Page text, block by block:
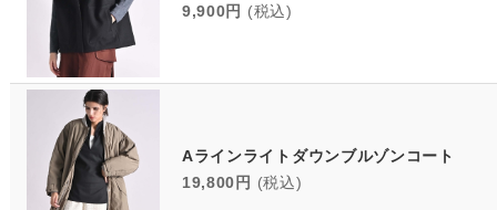
9,900円 (税込)
Aラインライトダウンブルゾンコート
19,800円 (税込)